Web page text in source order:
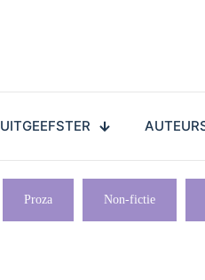
UITGEEFSTER
Proza Non-fictie